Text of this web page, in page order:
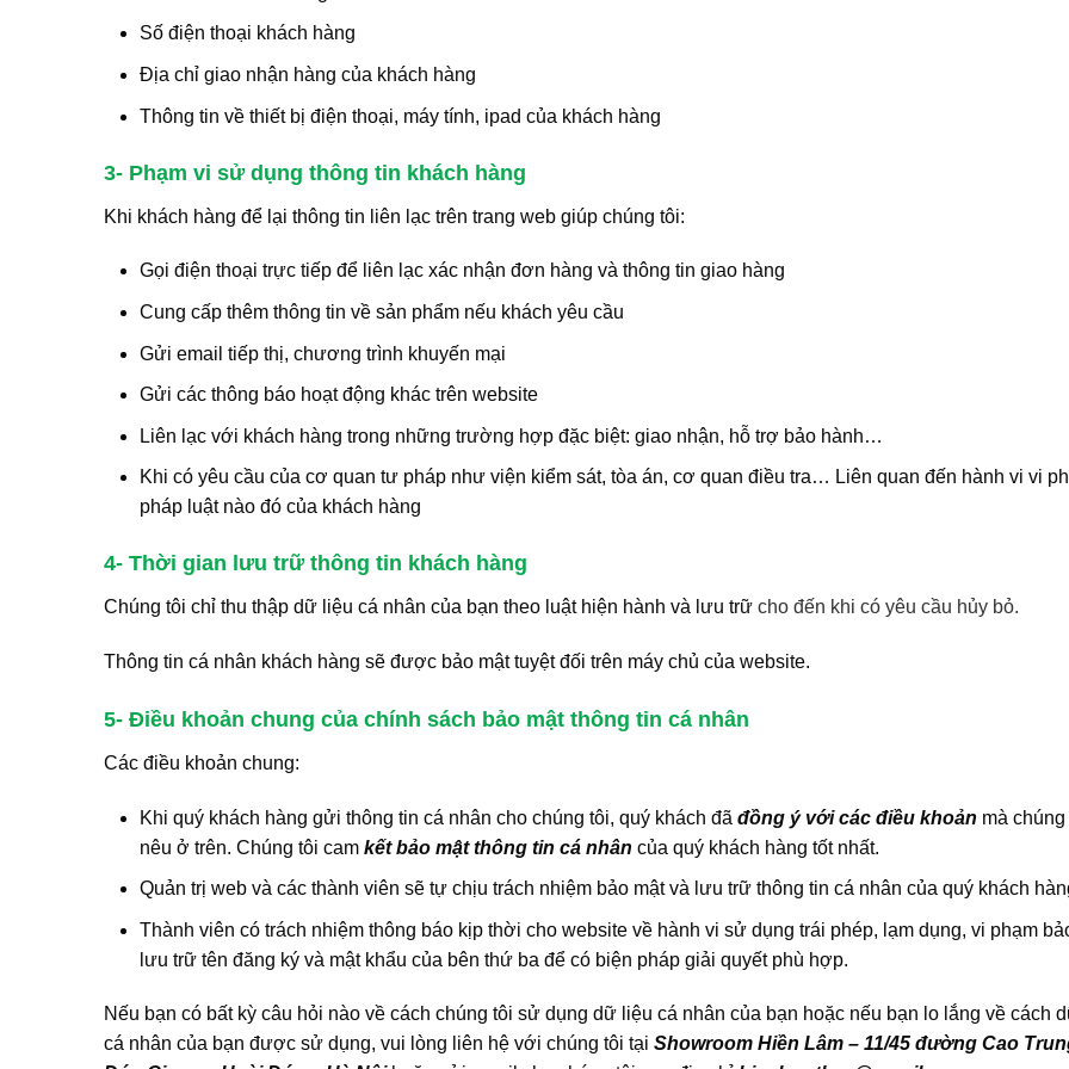
Số điện thoại khách hàng
Địa chỉ giao nhận hàng của khách hàng
Thông tin về thiết bị điện thoại, máy tính, ipad của khách hàng
3- Phạm vi sử dụng thông tin khách hàng
Khi khách hàng để lại thông tin liên lạc trên trang web giúp chúng tôi:
Gọi điện thoại trực tiếp để liên lạc xác nhận đơn hàng và thông tin giao hàng
Cung cấp thêm thông tin về sản phẩm nếu khách yêu cầu
Gửi email tiếp thị, chương trình khuyến mại
Gửi các thông báo hoạt động khác trên website
Liên lạc với khách hàng trong những trường hợp đặc biệt: giao nhận, hỗ trợ bảo hành…
Khi có yêu cầu của cơ quan tư pháp như viện kiểm sát, tòa án, cơ quan điều tra… Liên quan đến hành vi vi
pháp luật nào đó của khách hàng
4- Thời gian lưu trữ thông tin khách hàng
Chúng tôi chỉ thu thập dữ liệu cá nhân của bạn theo luật hiện hành và lưu trữ cho đến khi có yêu cầu hủy bỏ.
Thông tin cá nhân khách hàng sẽ được bảo mật tuyệt đối trên máy chủ của website.
5- Điều khoản chung của chính sách bảo mật thông tin cá nhân
Các điều khoản chung:
Khi quý khách hàng gửi thông tin cá nhân cho chúng tôi, quý khách đã đồng ý với các điều khoản mà
nêu ở trên. Chúng tôi cam kết bảo mật thông tin cá nhân của quý khách hàng tốt nhất.
Quản trị web và các thành viên sẽ tự chịu trách nhiệm bảo mật và lưu trữ thông tin cá nhân của quý khách
Thành viên có trách nhiệm thông báo kịp thời cho website về hành vi sử dụng trái phép, lạm dụng, vi phạm
lưu trữ tên đăng ký và mật khẩu của bên thứ ba để có biện pháp giải quyết phù hợp.
Nếu bạn có bất kỳ câu hỏi nào về cách chúng tôi sử dụng dữ liệu cá nhân của bạn hoặc nếu bạn lo lắng về cách
cá nhân của bạn được sử dụng, vui lòng liên hệ với chúng tôi tại Showroom Hiền Lâm – 11/45 đường Cao